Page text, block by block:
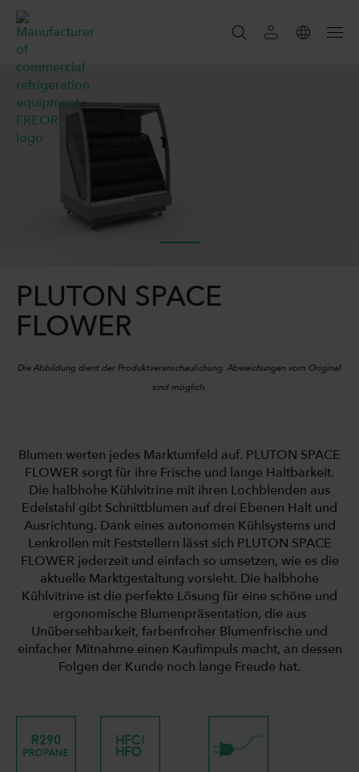
SUCHEN
SEARCH
PLUTON SPACE
FLOWER
Die Abbildung dient der Produktveranschaulichung. Abweichungen vom Original
sind möglich.
Blumen werten jedes Marktumfeld auf. PLUTON SPACE
FLOWER sorgt für ihre Frische und lange Haltbarkeit.
Die halbhohe Kühlvitrine mit ihren Lochblenden aus
Edelstahl gibt Schnittblumen auf drei Ebenen Halt und
Ausrichtung. Dank eines autonomen Kühlsystems und
Lenkrollen mit Feststellern lässt sich PLUTON SPACE
FLOWER jederzeit und einfach so umsetzen, wie es die
aktuelle Marktgestaltung vorsieht. Die halbhohe
Kühlvitrine ist die perfekte Lösung für eine schöne und
ergonomische Blumenpräsentation, die aus
Unübersehbarkeit, farbenfroher Blumenfrische und
einfacher Mitnahme einen Kaufimpuls macht, an dessen
Folgen der Kunde noch lange Freude hat.